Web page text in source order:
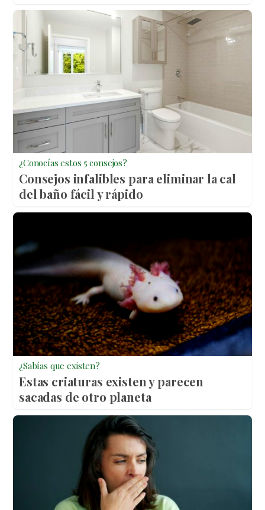
¿Conocías estos 5 consejos?
Consejos infalibles para eliminar la cal
del baño fácil y rápido
¿Sabías que existen?
Estas criaturas existen y parecen
sacadas de otro planeta